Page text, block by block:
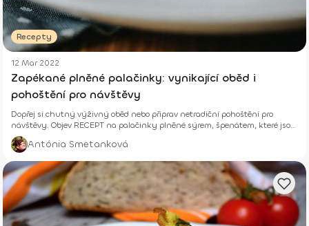
Recepty
12 Mar 2022
Zapékané plněné palačinky: vynikající oběd i
pohoštění pro návštěvy
Dopřej si chutný výživný oběd nebo připrav netradiční pohoštění pro
návštěvy. Objev RECEPT na palačinky plněné sýrem, špenátem, které jsou
zapékané v rajčatové omáčce.
Antónia Smetanková